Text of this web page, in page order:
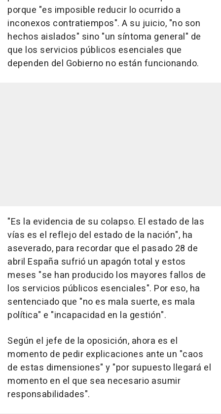
porque "es imposible reducir lo ocurrido a
inconexos contratiempos". A su juicio, "no son
hechos aislados" sino "un síntoma general" de
que los servicios públicos esenciales que
dependen del Gobierno no están funcionando.
"Es la evidencia de su colapso. El estado de las
vías es el reflejo del estado de la nación", ha
aseverado, para recordar que el pasado 28 de
abril España sufrió un apagón total y estos
meses "se han producido los mayores fallos de
los servicios públicos esenciales". Por eso, ha
sentenciado que "no es mala suerte, es mala
política" e "incapacidad en la gestión".
Según el jefe de la oposición, ahora es el
momento de pedir explicaciones ante un "caos
de estas dimensiones" y "por supuesto llegará el
momento en el que sea necesario asumir
responsabilidades".